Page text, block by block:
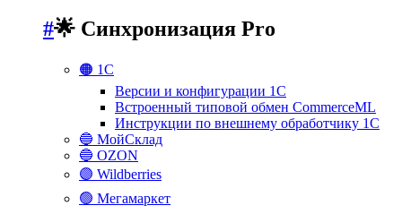
#🌟 Синхронизация Pro
🟠 1С
Версии и конфигурации 1С
Встроенный типовой обмен CommerceML
Инструкции по внешнему обработчику 1С
🔵 МойСклад
🔵 OZON
🟣 Wildberries
🟢 Мегамаркет